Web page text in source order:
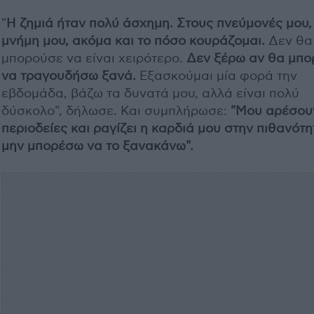
" Η ζημιά ήταν πολύ άσχημη. Στους πνεύμονές μου,
μνήμη μου, ακόμα και το πόσο κουράζομαι. Δεν θα
μπορούσε να είναι χειρότερο. Δεν ξέρω αν θα
να τραγουδήσω ξανά. Εξασκούμαι μία φορά την
εβδομάδα, βάζω τα δυνατά μου, αλλά είναι πολύ
δύσκολο", δήλωσε. Και συμπλήρωσε: "Μου
περιοδείες και ραγίζει η καρδιά μου στην
μην μπορέσω να το ξανακάνω".